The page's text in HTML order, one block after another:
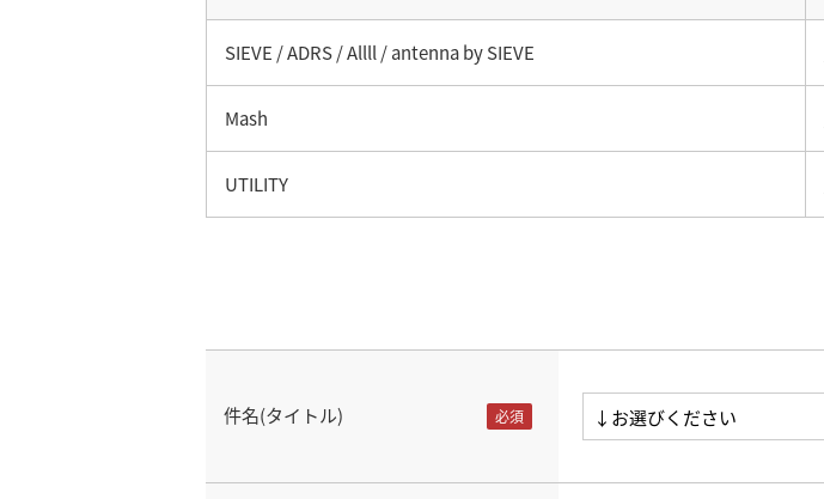
SIEVE / ADRS / Allll / antenna by SIEVE
Mash
UTILITY
件名(タイトル)